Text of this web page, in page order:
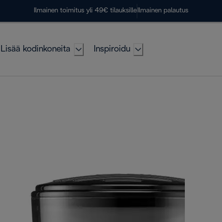
Ilmainen toimitus yli 49€ tilauksille Ilmainen palautus
Lisää kodinkoneita Inspiroidu